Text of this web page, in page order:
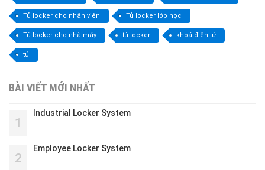
Tủ locker cho nhân viên Tủ locker lớp học
Tủ locker cho nhà máy tủ locker khoá điện tử
tủ
BÀI VIẾT MỚI NHẤT
1
Industrial Locker System
2
Employee Locker System